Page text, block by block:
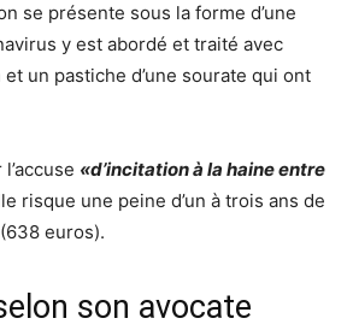
se présente sous la forme d’une
y est abordé et traité avec
un pastiche d’une sourate qui ont
«d’incitation à la haine entre
risque une peine d’un à trois ans de
euros).
son avocate